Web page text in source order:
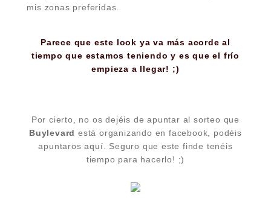
mis zonas preferidas.
Parece que este look ya va más acorde al
tiempo que estamos teniendo y es que el frío
empieza a llegar! ;)
Por cierto, no os dejéis de apuntar al sorteo que
Buylevard está organizando en facebook, podéis
apuntarosaquí. Seguro que este finde tenéis
tiempo para hacerlo! ;)